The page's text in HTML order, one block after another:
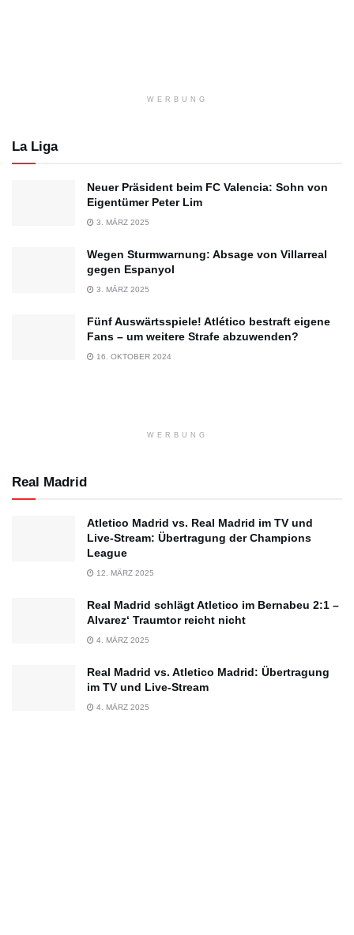
WERBUNG
La Liga
Neuer Präsident beim FC Valencia: Sohn von
Eigentümer Peter Lim
3. MÄRZ 2025
Wegen Sturmwarnung: Absage von Villarreal
gegen Espanyol
3. MÄRZ 2025
Fünf Auswärtsspiele! Atlético bestraft eigene
Fans – um weitere Strafe abzuwenden?
16. OKTOBER 2024
WERBUNG
Real Madrid
Atletico Madrid vs. Real Madrid im TV und
Live-Stream: Übertragung der Champions
League
12. MÄRZ 2025
Real Madrid schlägt Atletico im Bernabeu 2:1 –
Alvarez‘ Traumtor reicht nicht
4. MÄRZ 2025
Real Madrid vs. Atletico Madrid: Übertragung
im TV und Live-Stream
4. MÄRZ 2025